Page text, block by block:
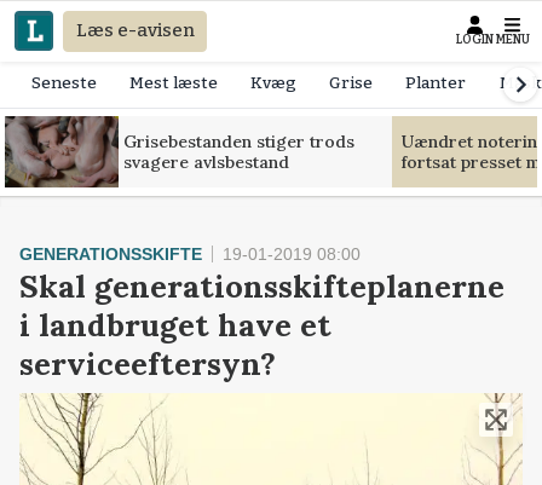
Læs e-avisen LOGIN MENU
Seneste Mest læste Kvæg Grise Planter
Grisebestanden stiger trods
svagere avlsbestand
Uændret
fortsat presset
GENERATIONSSKIFTE 19-01-2019 08:00
Skal generationsskifteplanerne
i landbruget have et
serviceeftersyn?